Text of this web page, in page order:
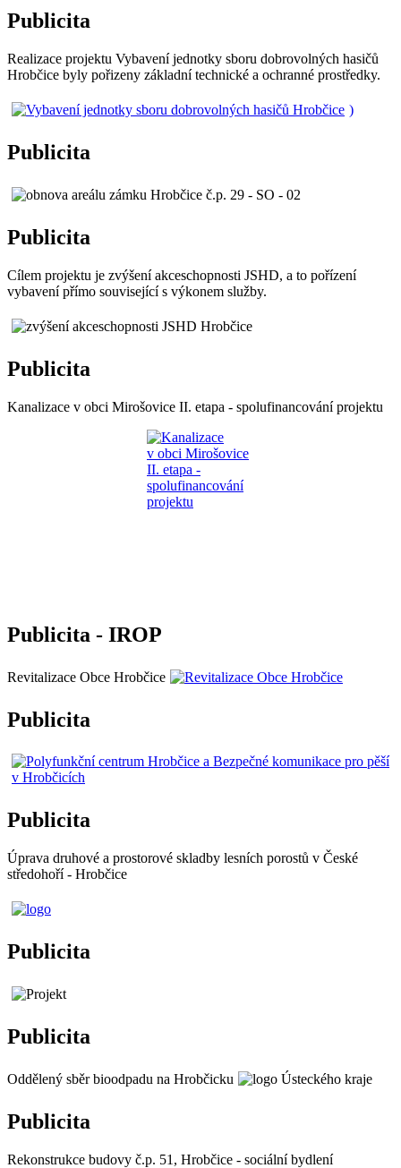
Publicita
Realizace projektu Vybavení jednotky sboru dobrovolných hasičů
Hrobčice byly pořizeny základní technické a ochranné prostředky.
)
Publicita
Publicita
Cílem projektu je zvýšení akceschopnosti JSHD, a to pořízení
vybavení přímo související s výkonem služby.
Publicita
Kanalizace v obci Mirošovice II. etapa - spolufinancování projektu
Publicita - IROP
Revitalizace Obce Hrobčice
Publicita
Publicita
Úprava druhové a prostorové skladby lesních porostů v České
středohoří - Hrobčice
Publicita
Publicita
Oddělený sběr bioodpadu na Hrobčicku
Publicita
Rekonstrukce budovy č.p. 51, Hrobčice - sociální bydlení